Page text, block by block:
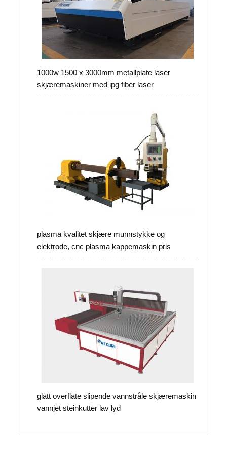
1000w 1500 x 3000mm metallplate laser
skjæremaskiner med ipg fiber laser
plasma kvalitet skjære munnstykke og
elektrode, cnc plasma kappemaskin pris
glatt overflate slipende vannstråle skjæremaskin
vannjet steinkutter lav lyd